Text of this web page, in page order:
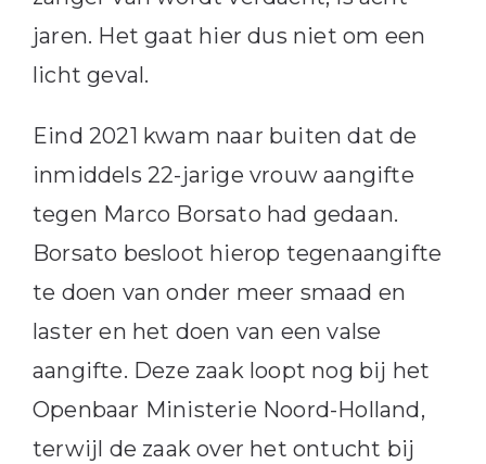
jaren. Het gaat hier dus niet om een
licht geval.
Eind 2021 kwam naar buiten dat de
inmiddels 22-jarige vrouw aangifte
tegen Marco Borsato had gedaan.
Borsato besloot hierop tegenaangifte
te doen van onder meer smaad en
laster en het doen van een valse
aangifte. Deze zaak loopt nog bij het
Openbaar Ministerie Noord-Holland,
terwijl de zaak over het ontucht bij